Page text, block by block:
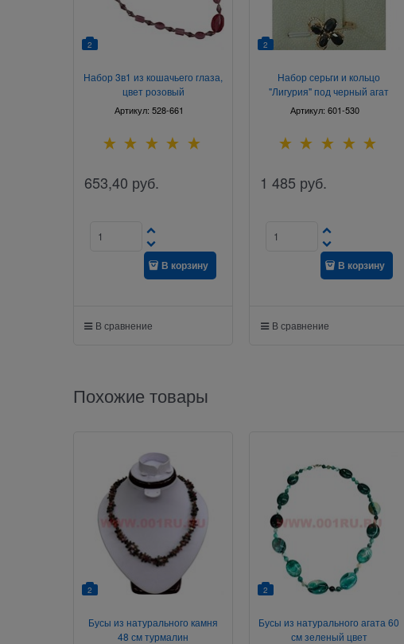
2
Набор 3в1 из кошачьего глаза,
цвет розовый
Артикул:528-661
653,40 руб.
В корзину
В сравнение
2
Набор серьги и кольцо
"Лигурия" под черный агат
размер 17-20
Артикул:601-530
1 485 руб.
В корзину
В сравнение
Похожие товары
2
Бусы из натурального камня
48 см турмалин
2
Бусы из натурального агата 60
см зеленый цвет